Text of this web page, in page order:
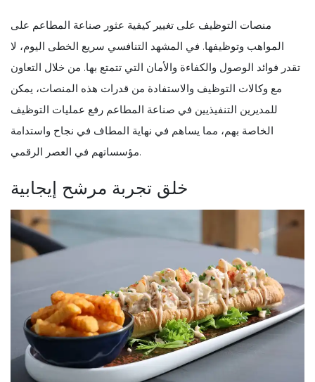
منصات التوظيف على تغيير كيفية عثور صناعة المطاعم على
المواهب وتوظيفها. في المشهد التنافسي سريع الخطى اليوم، لا
تقدر فوائد الوصول والكفاءة والأمان التي تتمتع بها. من خلال التعاون
مع وكالات التوظيف والاستفادة من قدرات هذه المنصات، يمكن
للمديرين التنفيذيين في صناعة المطاعم رفع عمليات التوظيف
الخاصة بهم، مما يساهم في نهاية المطاف في نجاح واستدامة
مؤسساتهم في العصر الرقمي.
خلق تجربة مرشح إيجابية